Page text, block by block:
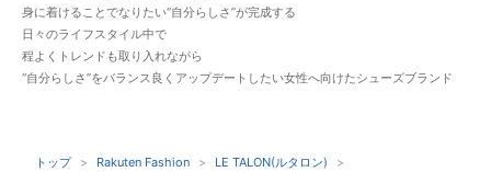
身に着けることでなりたい“自分らしさ”が完成する
日々のライフスタイル中で
程よくトレンドも取り入れながら
“自分らしさ”をバランス良くアップデートしたい女性へ向けたシューズブランド
トップ Rakuten Fashion
LE TALON(ルタロン)